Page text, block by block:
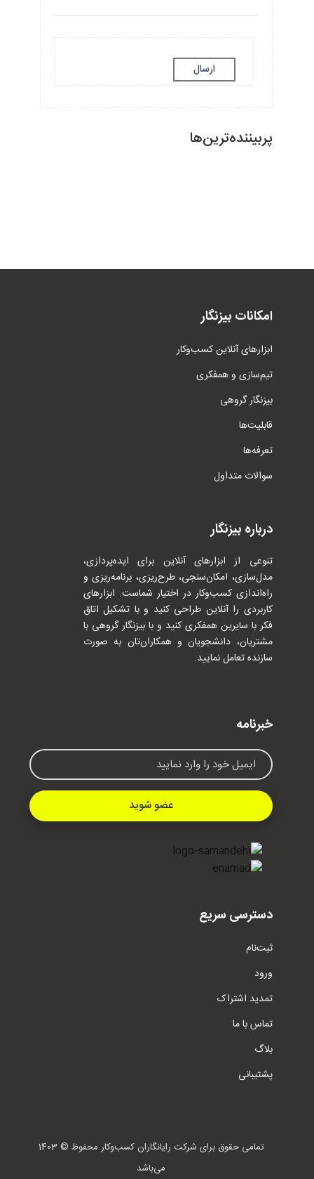
ارسال
پربیننده‌ترین‌ها
امکانات بیزنگار
ابزار‌های آنلاین کسب‌وکار
تیم‌سازی و همفکری
بیزنگار گروهی
قابلیت‌ها
تعرفه‌ها
سوالات متداول
درباره بیزنگار
تنوعی از ابزارهای آنلاین برای ایده‌پردازی،
مدل‌سازی، امکان‌سنجی، طرح‌ریزی، برنامه‌ریزی و
راه‌اندازی کسب‌وکار در اختیار شماست. ابزارهای
کاربردی را آنلاین طراحی کنید و با تشکیل اتاق
فکر با سایرین همفکری کنید و با بیزنگار گروهی با
مشتریان، دانشجویان و همکاران‌تان به صورت
سازنده تعامل نمایید.
خبرنامه
عضو شوید
دسترسی سریع
ثبت‌نام
ورود
تمدید اشتراک
تماس با ما
بلاگ
پشتیبانی
1403 © تمامی حقوق برای شرکت رایانگاران کسب‌وکار محفوظ
می‌باشد